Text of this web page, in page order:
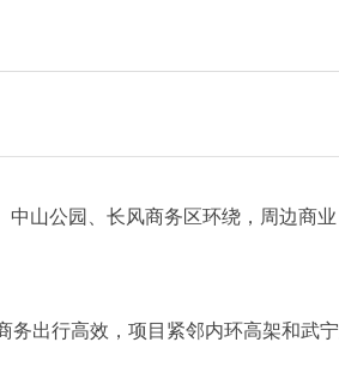
山公园、长风商务区环绕，周边商
出行高效，项目紧邻内环高架和武